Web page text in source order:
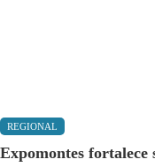
REGIONAL
Expomontes fortalece